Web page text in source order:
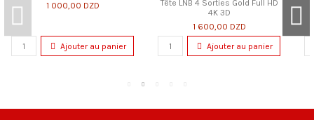
15 000,00 DZD
Ajouter au panier
65,00 DZD
Ajouter au panier